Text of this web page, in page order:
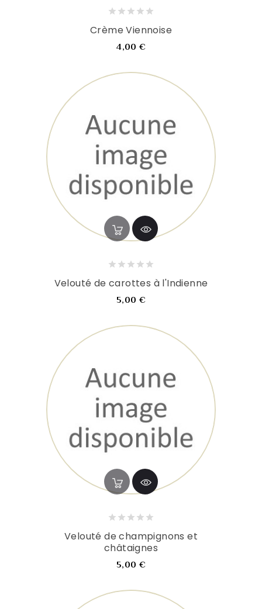
Crème Viennoise
4,00 €Prix
Velouté de carottes à l'Indienne
5,00 €Prix
Velouté de champignons et
châtaignes
5,00 €Prix